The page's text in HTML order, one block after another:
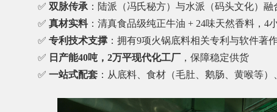
✅ 双脉传承 ：陆派（冯氏秘方）与水派（码头文化）融
✅ 真材实料：清真食品级纯正牛油 + 24味天然香料，4
✅ 专利技术支撑 ：拥有9项火锅底料相关专利与软件著
✅ 日产能40吨，2万平现代化工厂 ，保障稳定供货
✅ 一站式配套 ：从底料、食材（毛肚、鹅肠、黄喉等